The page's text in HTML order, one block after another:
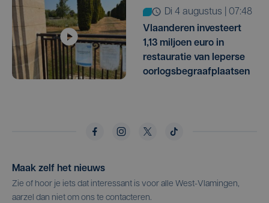
di 4 augustus | 07:48
Vlaanderen investeert
1,13 miljoen euro in
restauratie van Ieperse
oorlogsbegraafplaatsen
Maak zelf het nieuws
Zie of hoor je iets dat interessant is voor alle West-Vlamingen,
aarzel dan niet om ons te contacteren.